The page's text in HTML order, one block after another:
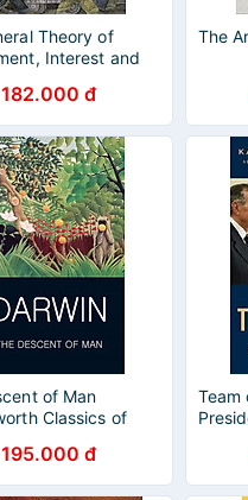
Theory of
Interest and
182.000 đ
The
of Man
Classics of
195.000 đ
Team